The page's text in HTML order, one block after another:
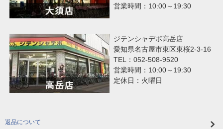
営業時間：10:00～19:30
ジテンシャデポ高岳店
愛知県名古屋市東区東桜2-3-16
TEL：052-508-9520
営業時間：10:00～19:30
定休日：火曜日
返品について